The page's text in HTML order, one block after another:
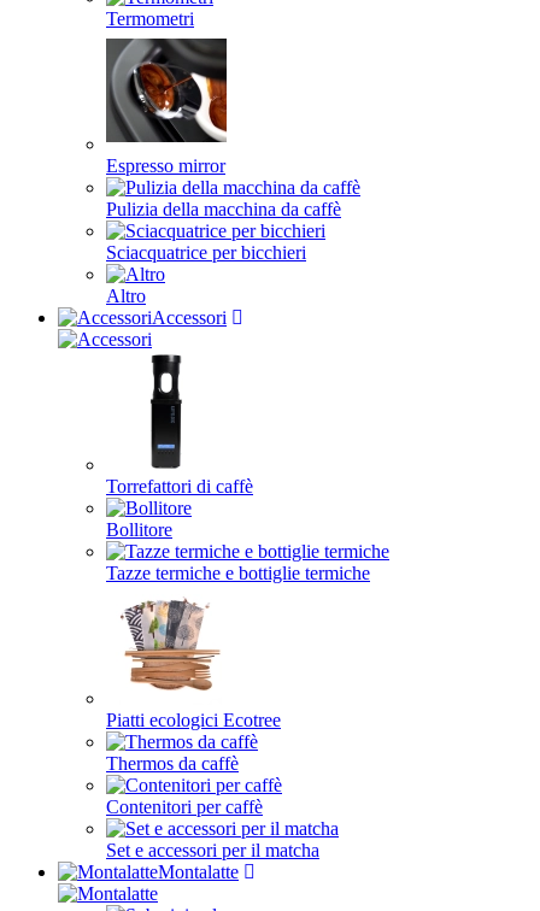
Termometri
Espresso mirror
Pulizia della macchina da caffè
Sciacquatrice per bicchieri
Altro
Accessori
Torrefattori di caffè
Bollitore
Tazze termiche e bottiglie termiche
Piatti ecologici Ecotree
Thermos da caffè
Contenitori per caffè
Set e accessori per il matcha
Montalatte